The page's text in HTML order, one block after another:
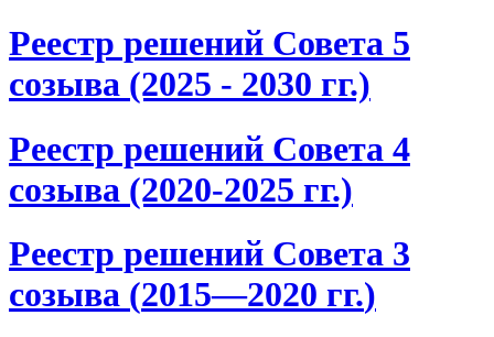
Реестр решений Совета 5
созыва (2025 - 2030 гг.)
Реестр решений Совета 4
созыва (2020-2025 гг.)
Реестр решений Совета 3
созыва (2015—2020 гг.)